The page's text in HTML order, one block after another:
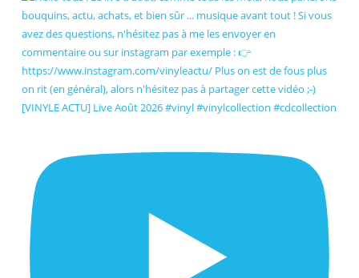
[VINYLE ACTU] Live Août 2026 #vinyl #vinylcollection #cdcollection